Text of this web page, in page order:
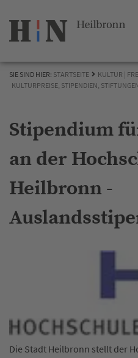
SIE SIND HIER: STARTSEITE KULTUR |
KULTURPREISE, STIPENDIEN,
Stipendium
an der
Heilbronn -
Die Stadt Heilbronn stellt der